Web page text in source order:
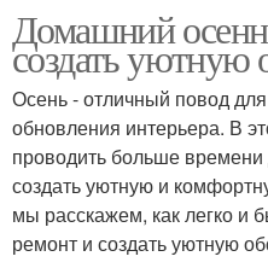
Домашний
создать уютную
Осень - отличный повод
обновления интерьера. В
проводить больше
создать уютную и
мы расскажем, как легко и
ремонт и создать уютную